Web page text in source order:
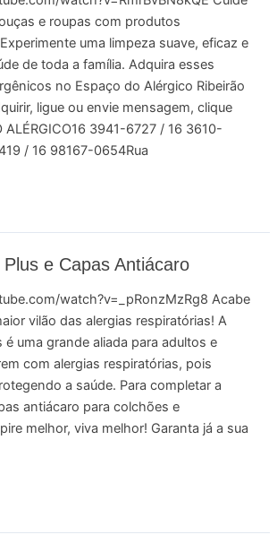
e roupas com produtos
uma limpeza suave, eficaz e
de toda a família. Adquira esses
no Espaço do Alérgico Ribeirão
ligue ou envie mensagem, clique
ALÉRGICO16 3941-6727 / 16 3610-
/ 16 98167-0654Rua
e Capas Antiácaro
watch?v=_pRonzMzRg8 Acabe
vilão das alergias respiratórias! A
é uma grande aliada para adultos e
com alergias respiratórias, pois
a saúde. Para completar a
antiácaro para colchões e
melhor, viva melhor! Garanta já a sua